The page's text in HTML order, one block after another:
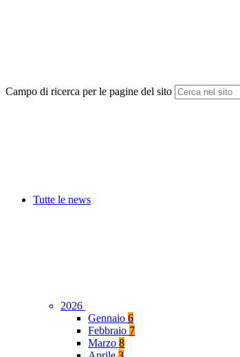
Campo di ricerca per le pagine del sito
Tutte le news
2026
Gennaio 6
Febbraio 7
Marzo 8